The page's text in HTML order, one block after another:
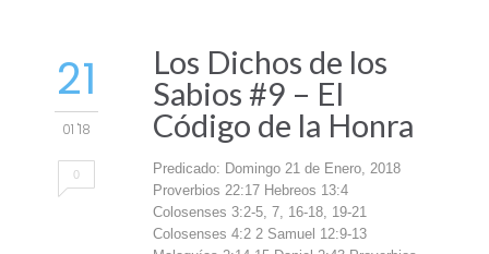
21
01 '18
0
Los Dichos de los
Sabios #9 – El
Código de la Honra
Predicado: Domingo 21 de Enero, 2018
Proverbios 22:17 Hebreos 13:4
Colosenses 3:2-5, 7, 16-18, 19-21
Colosenses 4:2 2 Samuel 12:9-13